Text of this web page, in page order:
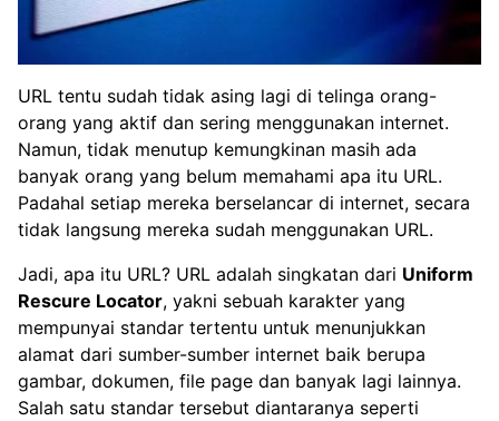
URL tentu sudah tidak asing lagi di telinga orang-
orang yang aktif dan sering menggunakan internet.
Namun, tidak menutup kemungkinan masih ada
banyak orang yang belum memahami apa itu URL.
Padahal setiap mereka berselancar di internet, secara
tidak langsung mereka sudah menggunakan URL.
Jadi, apa itu URL? URL adalah singkatan dari Uniform
Rescure Locator, yakni sebuah karakter yang
mempunyai standar tertentu untuk menunjukkan
alamat dari sumber-sumber internet baik berupa
gambar, dokumen, file page dan banyak lagi lainnya.
Salah satu standar tersebut diantaranya seperti